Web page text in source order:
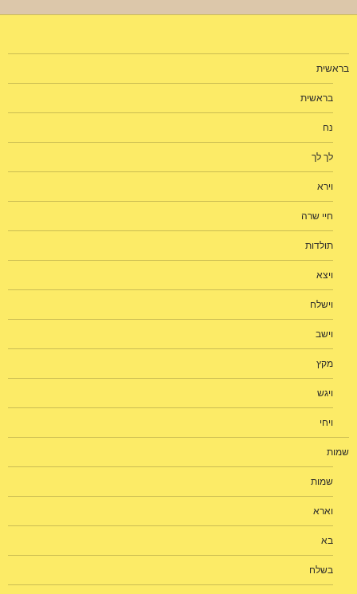
בראשית
בראשית
נח
לך לך
וירא
חיי שרה
תולדות
ויצא
וישלח
וישב
מקץ
ויגש
ויחי
שמות
שמות
וארא
בא
בשלח